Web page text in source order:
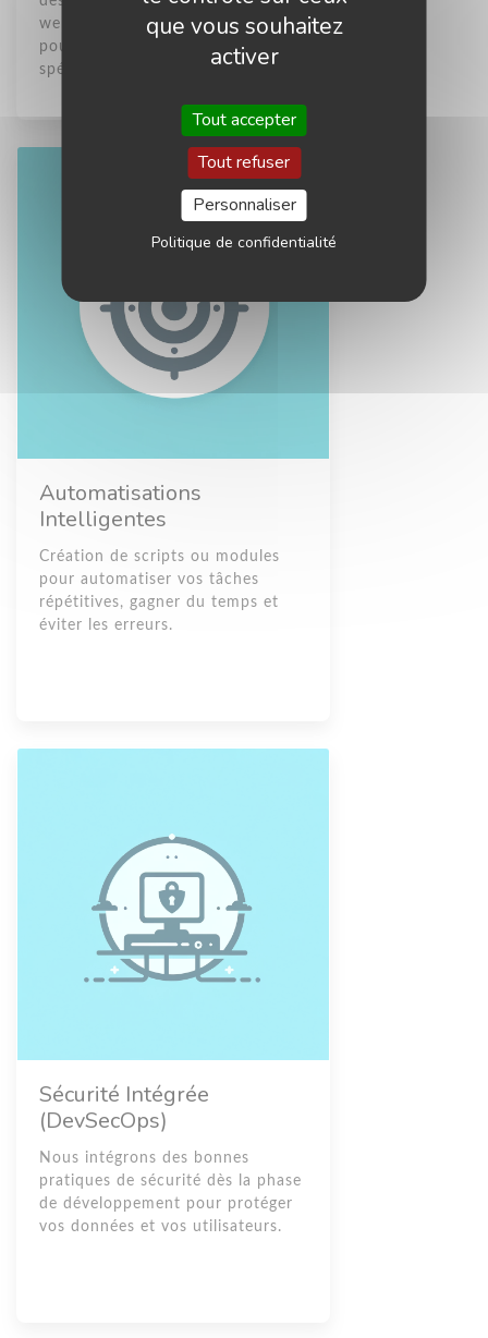
que vous souhaitez
activer
Tout accepter
Tout refuser
Personnaliser
Politique de confidentialité
web aux applications complexes
pour répondre à vos besoins
spécifiques.
Automatisations
Intelligentes
Création de scripts ou modules
pour automatiser vos tâches
répétitives, gagner du temps et
éviter les erreurs.
Sécurité Intégrée
(DevSecOps)
Nous intégrons des bonnes
pratiques de sécurité dès la phase
de développement pour protéger
vos données et vos utilisateurs.